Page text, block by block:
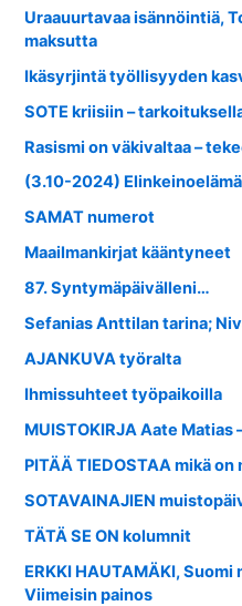
Uraauurtavaa isännöintiä,
maksutta
Ikäsyrjintä työllisyyden
SOTE kriisiin –
Rasismi on väkivaltaa –
(3.10-2024)
SAMAT numerot
Maailmankirjat kääntyneet
87. Syntymäpäivälleni…
Sefanias Anttilan tarina;
AJANKUVA työralta
Ihmissuhteet työpaikoilla
MUISTOKIRJA Aate Matias
PITÄÄ TIEDOSTAA mikä
SOTAVAINAJIEN
TÄTÄ SE ON kolumnit
ERKKI HAUTAMÄKI, Suomi
Viimeisin painos